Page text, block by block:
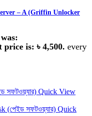
– A (Griffin Unlocker
is: ৳ 4,500. every
Quick View
Quick